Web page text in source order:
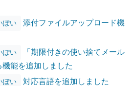
ぽい
添付ファイルアップロード機
ぽい
「期限付きの使い捨てメール
能を追加しました
ぽい 対応言語を追加しました